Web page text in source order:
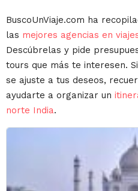
BuscoUnViaje.com ha
las mejores agencias en
Descúbrelas y pide
tours que más te interesen.
se ajuste a tus deseos,
ayudarte a organizar un
norte India.